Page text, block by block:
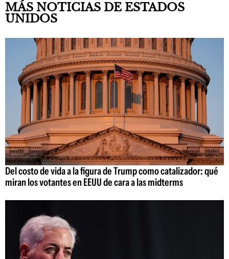
MÁS NOTICIAS DE ESTADOS
UNIDOS
Del costo de vida a la figura de Trump como catalizador: qué
miran los votantes en EEUU de cara a las midterms